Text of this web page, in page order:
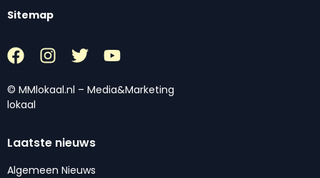
Sitemap
© MMlokaal.nl – Media&Marketing
lokaal
Laatste nieuws
Algemeen Nieuws